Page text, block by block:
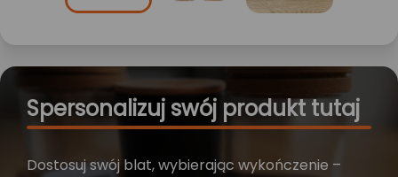
Spersonalizuj swój produkt tutaj
Dostosuj swój blat, wybierając wykończenie –